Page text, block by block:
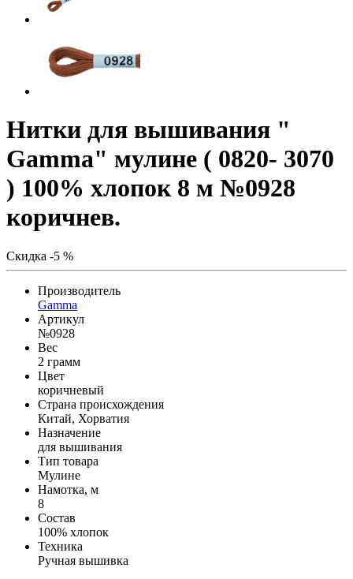
Нитки для вышивания "
Gamma" мулине ( 0820- 3070
) 100% хлопок 8 м №0928
коричнев.
Скидка -5 %
Производитель
Gamma
Артикул
№0928
Вес
2 грамм
Цвет
коричневый
Страна происхождения
Китай, Хорватия
Назначение
для вышивания
Тип товара
Мулине
Намотка, м
8
Состав
100% хлопок
Техника
Ручная вышивка